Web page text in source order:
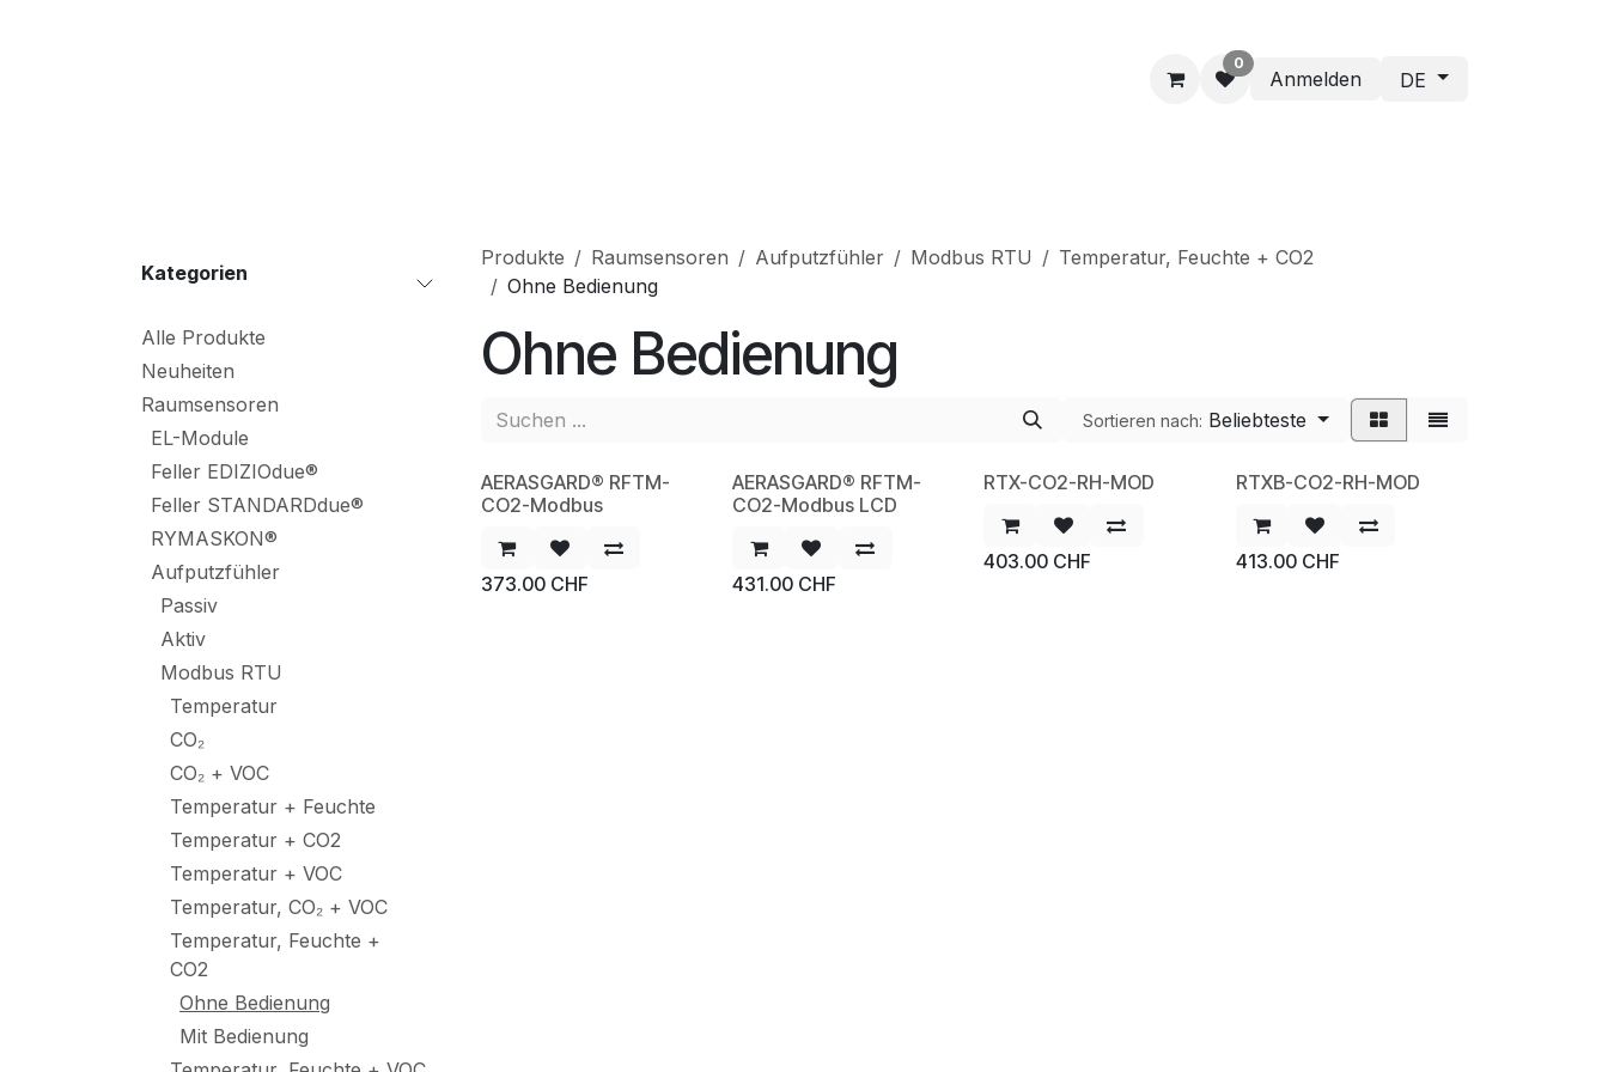
0
Anmelden DE
Kateg​orien
Alle Produkte
Neuheiten
Raumsensoren
EL-Module
Feller EDIZIOdue®
Feller STANDARDdue®
RYMASKON®
Aufputzfühler
Passiv
Aktiv
Modbus RTU
Temperatur
CO₂
CO₂ + VOC
Temperatur + Feuchte
Temperatur + CO2
Temperatur + VOC
Temperatur, CO₂ + VOC
Temperatur, Feuchte +
CO2
Ohne Bedienung
Mit Bedienung
Produkte Raumsensoren Aufputzfühler Modbus RTU
Temperatur, Feuchte + CO2
Ohne Bedienung
Ohne Bedienung
Sortieren nach: Beliebteste
NEW
AERASGARD® RFTM-
CO2-Modbus
373.00 CHF
NEW
AERASGARD® RFTM-
CO2-Modbus LCD
431.00 CHF
RTX-CO2-RH-MOD
403.00 CHF
RTXB-CO2-RH-MOD
413.00CHF